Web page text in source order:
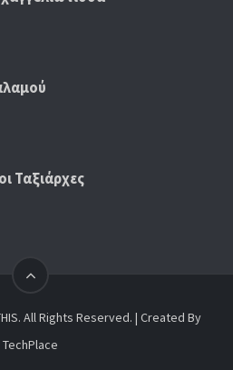
Ταξιάρχες
All Rights Reserved. | Created By
TechPlace